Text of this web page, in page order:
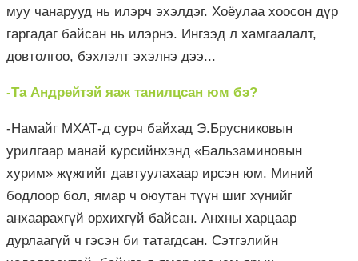
муу чанарууд нь илэрч эхэлдэг. Хоёулаа хоосон дүр
гаргадаг байсан нь илэрнэ. Ингээд л хамгаалалт,
довтолгоо, бэхлэлт эхэлнэ дээ...
-Та Андрейтэй яаж танилцсан юм бэ?
-Намайг МХАТ-д сурч байхад Э.Брусниковын
урилгаар манай курсийнхэнд «Бальзаминовын
хурим» жүжгийг давтуулахаар ирсэн юм. Миний
бодлоор бол, ямар ч оюутан түүн шиг хүнийг
анхаарахгүй орхихгүй байсан. Анхны харцаар
дурлаагүй ч гэсэн би татагдсан. Сэтгэлийн